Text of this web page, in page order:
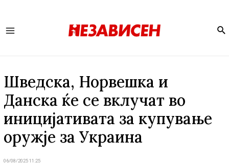
Шведска, Норвешка и
Данска ќе се вклучат во
иницијативата за купување
оружје за Украина
06/08/2025 11:25